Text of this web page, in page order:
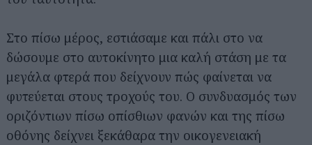
Στο πίσω μέρος, εστιάσαμε και πάλι στο να
δώσουμε στο αυτοκίνητο μια καλή στάση με τα
μεγάλα φτερά που δείχνουν πώς φαίνεται να
φυτεύεται στους τροχούς του. Ο συνδυασμός των
οριζόντιων πίσω οπίσθιων φανών και της πίσω
οθόνης δείχνει ξεκάθαρα την οικογενειακή